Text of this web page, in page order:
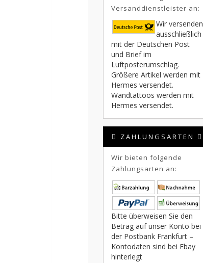
Versanddienstleister an:
Wir versenden
ausschließlich
mit der Deutschen Post
und Brief im
Luftposterumschlag.
Größere Artikel werden mit
Hermes versendet.
Wandtattoos werden mit
Hermes versendet.
ZAHLUNGSARTEN
Wir bieten folgende
Zahlungsarten an:
Bitte überweisen Sie den
Betrag auf unser Konto bei
der Postbank Frankfurt –
Kontodaten sind bei Ebay
hinterlegt